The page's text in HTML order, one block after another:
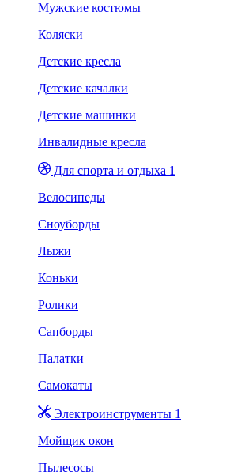
Мужские костюмы
Коляски
Детские кресла
Детские качалки
Детские машинки
Инвалидные кресла
Для спорта и отдыха 1
Велосипеды
Сноуборды
Лыжи
Коньки
Ролики
Сапборды
Палатки
Самокаты
Электроинструменты 1
Мойщик окон
Пылесосы